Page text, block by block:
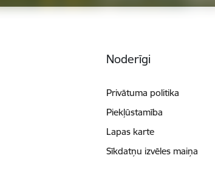
Noderīgi
Privātuma politika
Piekļūstamība
Lapas karte
Sīkdatņu izvēles maiņa